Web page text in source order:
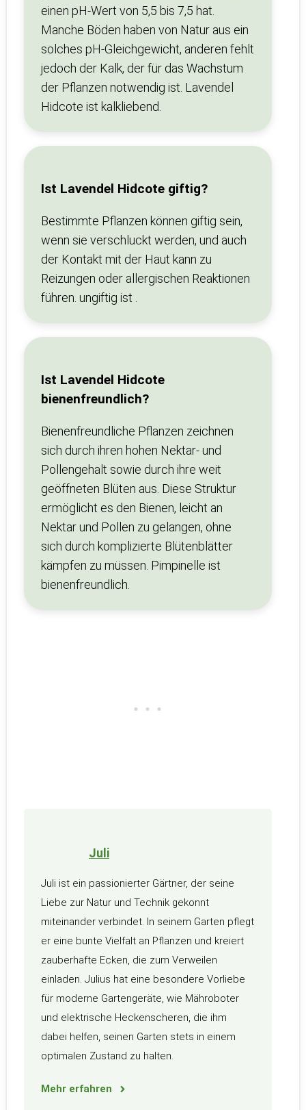
einen pH-Wert von 5,5 bis 7,5 hat.
Manche Böden haben von Natur aus ein
solches pH-Gleichgewicht, anderen fehlt
jedoch der Kalk, der für das Wachstum
der Pflanzen notwendig ist. Lavendel
Hidcote ist kalkliebend.
Ist Lavendel Hidcote giftig?
Bestimmte Pflanzen können giftig sein,
wenn sie verschluckt werden, und auch
der Kontakt mit der Haut kann zu
Reizungen oder allergischen Reaktionen
führen. ungiftig ist .
Ist Lavendel Hidcote
bienenfreundlich?
Bienenfreundliche Pflanzen zeichnen
sich durch ihren hohen Nektar- und
Pollengehalt sowie durch ihre weit
geöffneten Blüten aus. Diese Struktur
ermöglicht es den Bienen, leicht an
Nektar und Pollen zu gelangen, ohne
sich durch komplizierte Blütenblätter
kämpfen zu müssen. Pimpinelle ist
bienenfreundlich.
Juli
Juli ist ein passionierter Gärtner, der seine
Liebe zur Natur und Technik gekonnt
miteinander verbindet. In seinem Garten pflegt
er eine bunte Vielfalt an Pflanzen und kreiert
zauberhafte Ecken, die zum Verweilen
einladen. Julius hat eine besondere Vorliebe
für moderne Gartengeräte, wie Mähroboter
und elektrische Heckenscheren, die ihm
dabei helfen, seinen Garten stets in einem
optimalen Zustand zu halten.
Mehr erfahren